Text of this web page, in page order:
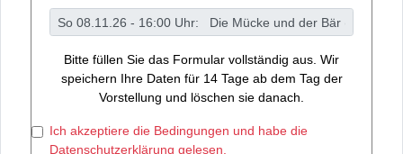
Bitte füllen Sie das Formular vollständig aus. Wir
speichern Ihre Daten für 14 Tage ab dem Tag der
Vorstellung und löschen sie danach.
Ich akzeptiere die Bedingungen und habe die
Datenschutzerklärung gelesen.